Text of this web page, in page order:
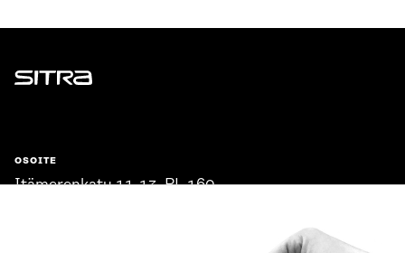
Sitra
OSOITE
Itämerenkatu 11-13, PL 160,